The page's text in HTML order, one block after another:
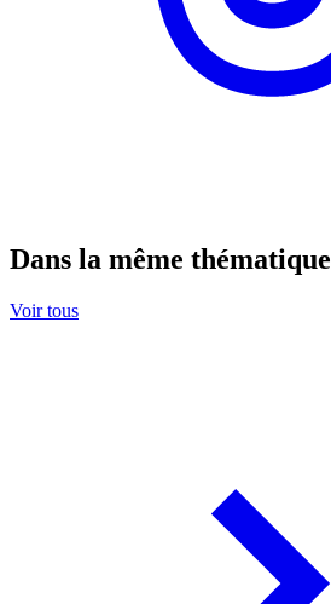
Dans la même thématique
Voir tous